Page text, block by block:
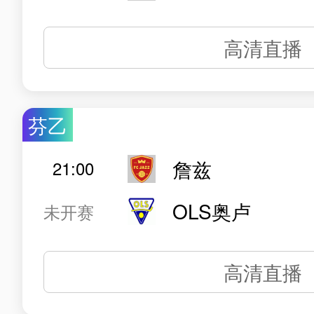
高清直播
芬乙
21:00
未开赛
詹兹
OLS奥卢
高清直播